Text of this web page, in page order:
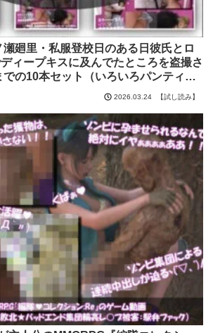
廻里・私服登校日のある日彼氏とロ
ィープキスに及んでたところを盗撮さ
の10本セット（いろいろパンティー
で！！） Libido-Labo【試し読み】
2026.03.24 【試し読み】